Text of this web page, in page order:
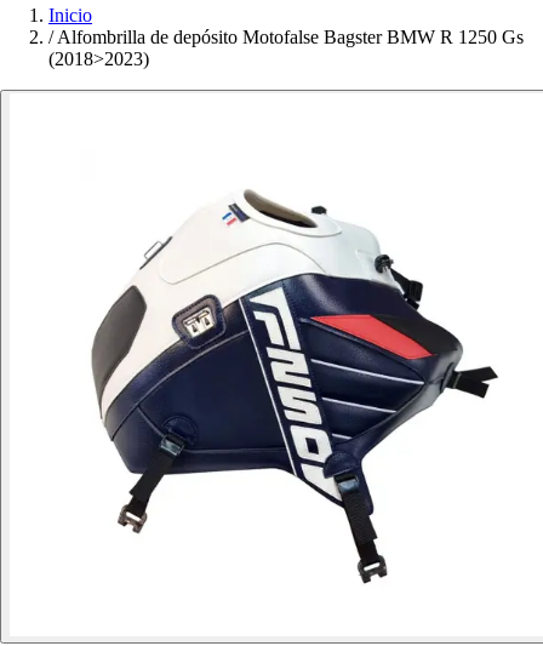
Inicio
/ Alfombrilla de depósito Motofalse Bagster BMW R 1250 Gs
(2018>2023)